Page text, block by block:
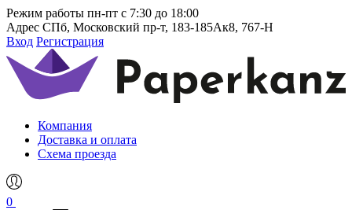
Режим работы пн-пт с 7:30 до 18:00
Адрес СПб, Московский пр-т, 183-185Ак8, 767-Н
Вход Регистрация
Компания
Доставка и оплата
Схема проезда
0